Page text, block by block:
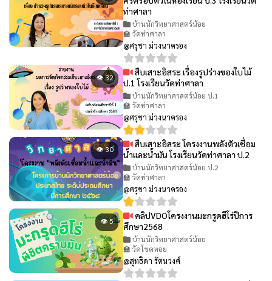
ท่าศาลา
บ้านนักวิทยาศาสตร์น้อย
🏫 วัดท่าศาลา
@ศรุชา ม่วงนาครอง
👁 32
สืบเสาะอิสระ เรื่องรูปร่างของใบไม้
ป.1 โรงเรียนวัดท่าศาลา
บ้านนักวิทยาศาสตร์น้อย ป.1
🏫 วัดท่าศาลา
@ศรุชา ม่วงนาครอง
👁 30
สืบเสาะอิสระ โครงงานพลังตัวเชื่อม
น้ำและน้ำมัน โรงเรียนวัดท่าศาลา ป.2
บ้านนักวิทยาศาสตร์น้อย ป.2
🏫 วัดท่าศาลา
@ศรุชา ม่วงนาครอง
👁 5
คลิปVDOโครงงานมะกรูดฮีโร่ปีการ
ศึกษา2568
บ้านนักวิทยาศาสตร์น้อย
🏫 วัดโขดหอย
@สุทธิดา รัตนวงศ์